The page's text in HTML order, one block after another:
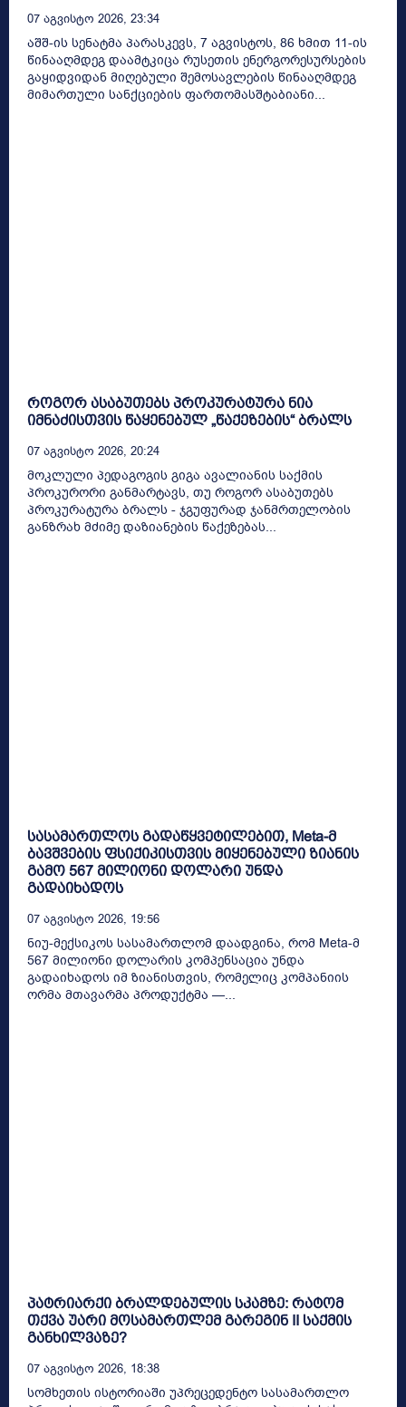
07 Აგვისტო 2026, 23:34
აშშ-ის სენატმა პარასკევს, 7 აგვისტოს, 86 ხმით 11-ის
წინააღმდეგ დაამტკიცა რუსეთის ენერგორესურსების
გაყიდვიდან მიღებული შემოსავლების წინააღმდეგ
მიმართული სანქციების ფართომასშტაბიანი...
როგორ ასაბუთებს პროკურატურა ნია
იმნაძისთვის წაყენებულ „წაქეზების“ ბრალს
07 Აგვისტო 2026, 20:24
მოკლული პედაგოგის გიგა ავალიანის საქმის
პროკურორი განმარტავს, თუ როგორ ასაბუთებს
პროკურატურა ბრალს - ჯგუფურად ჯანმრთელობის
განზრახ მძიმე დაზიანების წაქეზებას...
სასამართლოს გადაწყვეტილებით, Meta-მ
ბავშვების ფსიქიკისთვის მიყენებული ზიანის
გამო 567 მილიონი დოლარი უნდა
გადაიხადოს
07 Აგვისტო 2026, 19:56
ნიუ-მექსიკოს სასამართლომ დაადგინა, რომ Meta-მ
567 მილიონი დოლარის კომპენსაცია უნდა
გადაიხადოს იმ ზიანისთვის, რომელიც კომპანიის
ორმა მთავარმა პროდუქტმა —...
პატრიარქი ბრალდებულის სკამზე: რატომ
თქვა უარი მოსამართლემ გარეგინ II საქმის
განხილვაზე?
07 Აგვისტო 2026, 18:38
სომხეთის ისტორიაში უპრეცედენტო სასამართლო